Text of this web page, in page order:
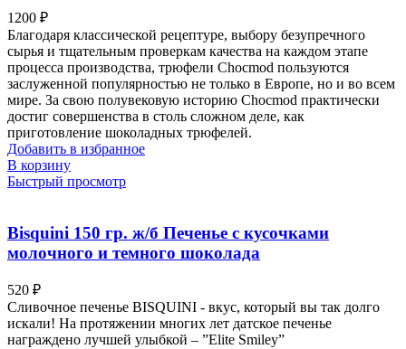
1200 ₽
Благодаря классической рецептуре, выбору безупречного
сырья и тщательным проверкам качества на каждом этапе
процесса производства, трюфели Chocmod пользуются
заслуженной популярностью не только в Европе, но и во всем
мире. За свою полувековую историю Chocmod практически
достиг совершенства в столь сложном деле, как
приготовление шоколадных трюфелей.
Добавить в избранное
В корзину
Быстрый просмотр
Bisquini 150 гр. ж/б Печенье с кусочками
молочного и темного шоколада
520 ₽
Сливочное печенье BISQUINI - вкус, который вы так долго
искали! На протяжении многих лет датское печенье
награждено лучшей улыбкой – ”Elite Smiley”